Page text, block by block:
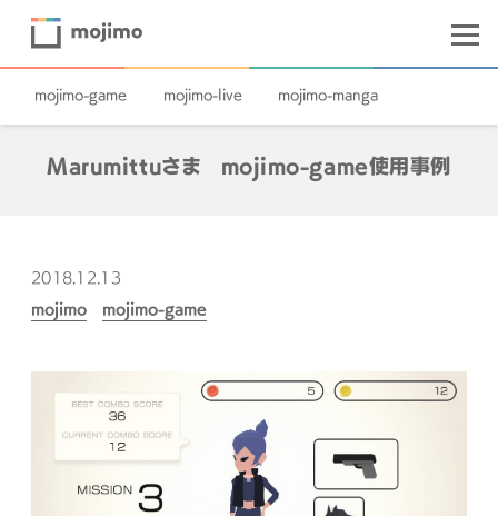
mojimo-game mojimo-live mojimo-manga
Marumittuさま mojimo-game使用事例
2018.12.13
mojimo
mojimo-game